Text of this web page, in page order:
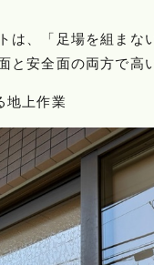
は、「足場を組まな
と安全面の両方で高
上作業